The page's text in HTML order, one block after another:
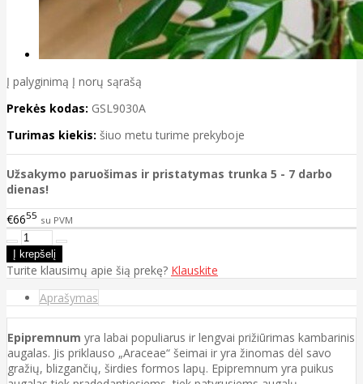
Į palyginimą Į norų sąrašą
Prekės kodas: GSL9030A
Turimas kiekis: šiuo metu turime prekyboje
Užsakymo paruošimas ir pristatymas trunka 5 - 7 darbo
dienas!
€6655 su PVM
Turite klausimų apie šią prekę? Klauskite
Aprašymas
Epipremnum yra labai populiarus ir lengvai prižiūrimas kambarinis
augalas. Jis priklauso „Araceae“ šeimai ir yra žinomas dėl savo
gražių, blizgančių, širdies formos lapų. Epipremnum yra puikus